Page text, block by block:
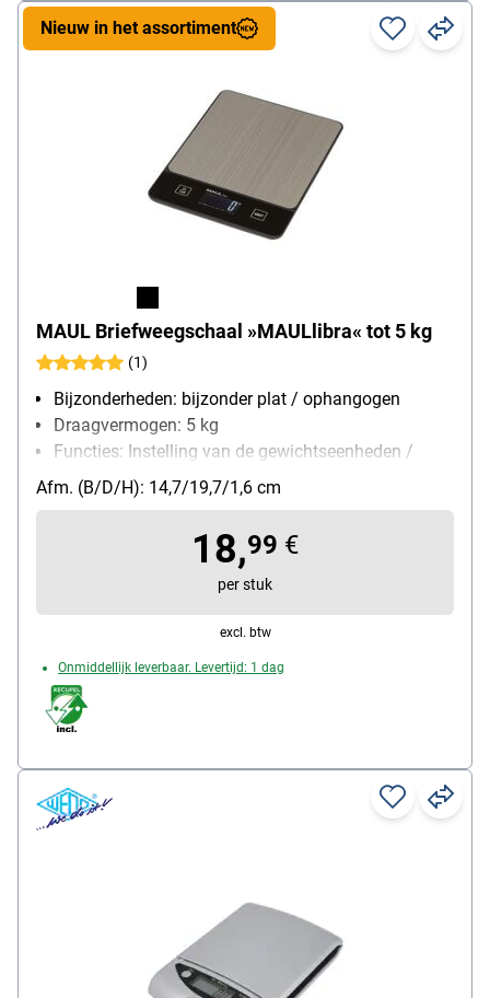
MAUL Briefweegschaal »MAULlibra« tot 5 kg
(1)
Bijzonderheden: bijzonder plat / ophangogen
Draagvermogen: 5 kg
Functies: Instelling van de gewichtseenheden /
automatische nulstelling / gebruikerskalibratie /
automatische uitschakeling
soort batterij: Batterijen (2x AAA)
Afm. (B/D/H): 14,7/19,7/1,6 cm
Nieuw in het assortiment
18,99 €
per stuk
excl. btw
Onmiddellijk leverbaar. Levertijd: 1 dag